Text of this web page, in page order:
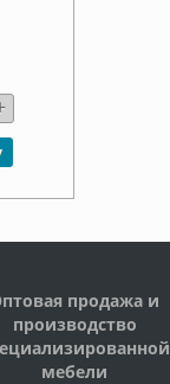
продажа и
производство
мебели